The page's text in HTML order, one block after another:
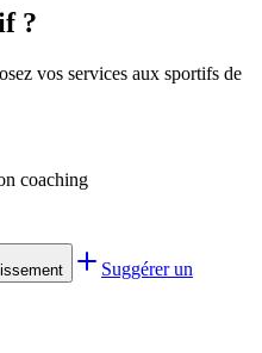
?
vos services aux sportifs de
coaching
Suggérer un